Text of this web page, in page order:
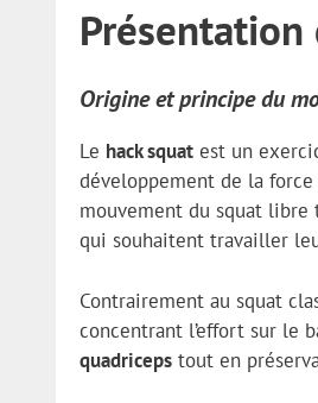
Présentation
Origine et principe du
Le hack squat est un
développement de la
mouvement du squat
qui souhaitent travailler
Contrairement au squat
concentrant l’effort sur le
quadriceps tout en